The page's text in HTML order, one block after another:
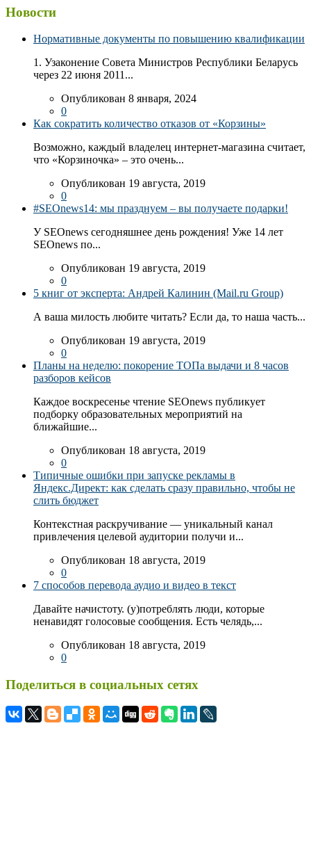
Новости
Нормативные документы по повышению квалификации
1. Узаконение Совета Министров Республики Беларусь
через 22 июня 2011...
Опубликован 8 января, 2024
0
Как сократить количество отказов от «Корзины»
Возможно, каждый владелец интернет-магазина считает,
что «Корзиночка» – это очень...
Опубликован 19 августа, 2019
0
#SEOnews14: мы празднуем – вы получаете подарки!
У SEOnews сегодняшнее день рождения! Уже 14 лет
SEOnews по...
Опубликован 19 августа, 2019
0
5 книг от эксперта: Андрей Калинин (Mail.ru Group)
А ваша милость любите читать? Если да, то наша часть...
Опубликован 19 августа, 2019
0
Планы на неделю: покорение ТОПа выдачи и 8 часов
разборов кейсов
Каждое воскресенье чтение SEOnews публикует
подборку образовательных мероприятий на
ближайшие...
Опубликован 18 августа, 2019
0
Типичные ошибки при запуске рекламы в
Яндекс.Директ: как сделать сразу правильно, чтобы не
слить бюджет
Контекстная раскручивание — уникальный канал
привлечения целевой аудитории получи и...
Опубликован 18 августа, 2019
0
7 способов перевода аудио и видео в текст
Давайте начистоту. (у)потреблять люди, которые
ненавидят голосовые сообщения. Есть челядь,...
Опубликован 18 августа, 2019
0
Поделиться в социальных сетях